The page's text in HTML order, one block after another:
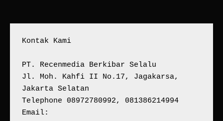
Kontak Kami
PT. Recenmedia Berkibar Selalu
Jl. Moh. Kahfi II No.17, Jagakarsa,
Jakarta Selatan
Telephone 08972780992, 081386214994
Email: